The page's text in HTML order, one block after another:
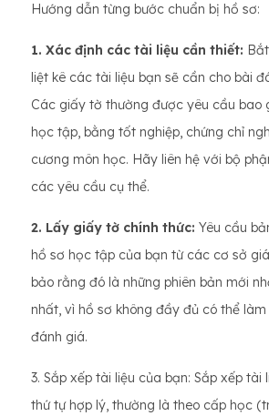
Hướng dẫn từng bước chuẩn bị hồ sơ:
1. Xác định các tài liệu cần thiết:
liệt kê các tài liệu bạn sẽ cần cho bài
Các giấy tờ thường được yêu cầu bao
học tập, bằng tốt nghiệp, chứng chỉ
cương môn học. Hãy liên hệ với bộ
các yêu cầu cụ thể.
2. Lấy giấy tờ chính thức: Yêu cầu
hồ sơ học tập của bạn từ các cơ sở
bảo rằng đó là những phiên bản mới
nhất, vì hồ sơ không đầy đủ có thể
đánh giá.
3. Sắp xếp tài liệu của bạn: Sắp xếp tài
thứ tự hợp lý, thường là theo cấp học